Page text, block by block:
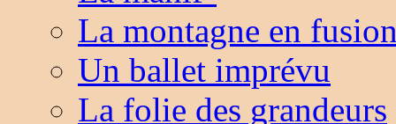
La montagne en
Un ballet imprévu
La folie des grandeurs